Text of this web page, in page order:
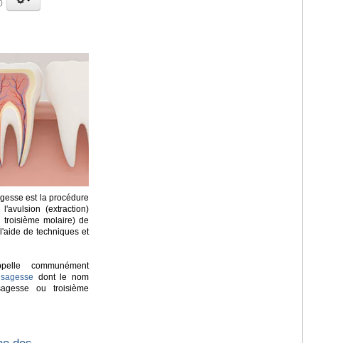
est la procédure
(extraction)
molaire) de
de techniques et
communément
dont le nom
ou troisième